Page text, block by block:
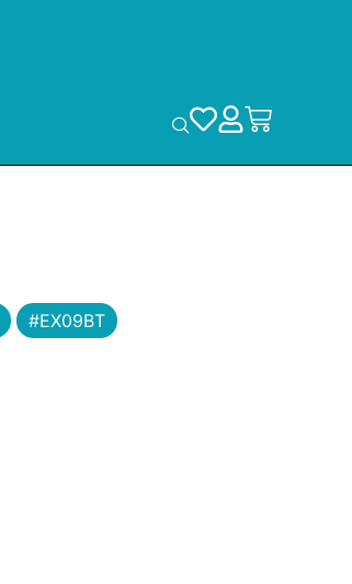
#EX09BT